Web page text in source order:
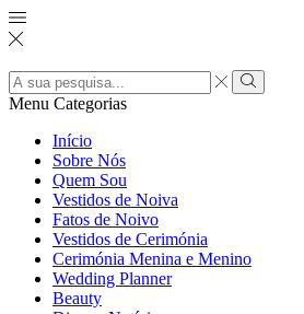
Search
input
Pesquisar
Menu Categorias
Início
Sobre Nós
Quem Sou
Vestidos de Noiva
Fatos de Noivo
Vestidos de Cerimónia
Cerimónia Menina e Menino
Wedding Planner
Beauty